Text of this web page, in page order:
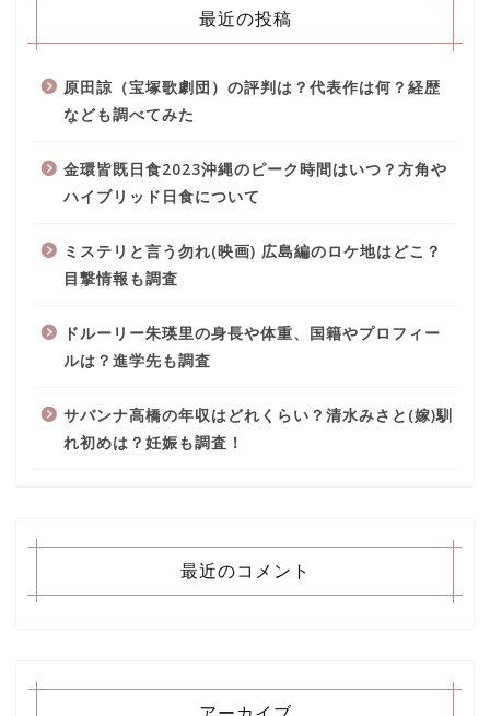
最近の投稿
原田諒（宝塚歌劇団）の評判は？代表作は何？経歴
なども調べてみた
金環皆既日食2023沖縄のピーク時間はいつ？方角や
ハイブリッド日食について
ミステリと言う勿れ(映画) 広島編のロケ地はどこ？
目撃情報も調査
ドルーリー朱瑛里の身長や体重、国籍やプロフィー
ルは？進学先も調査
サバンナ高橋の年収はどれくらい？清水みさと(嫁)馴
れ初めは？妊娠も調査！
最近のコメント